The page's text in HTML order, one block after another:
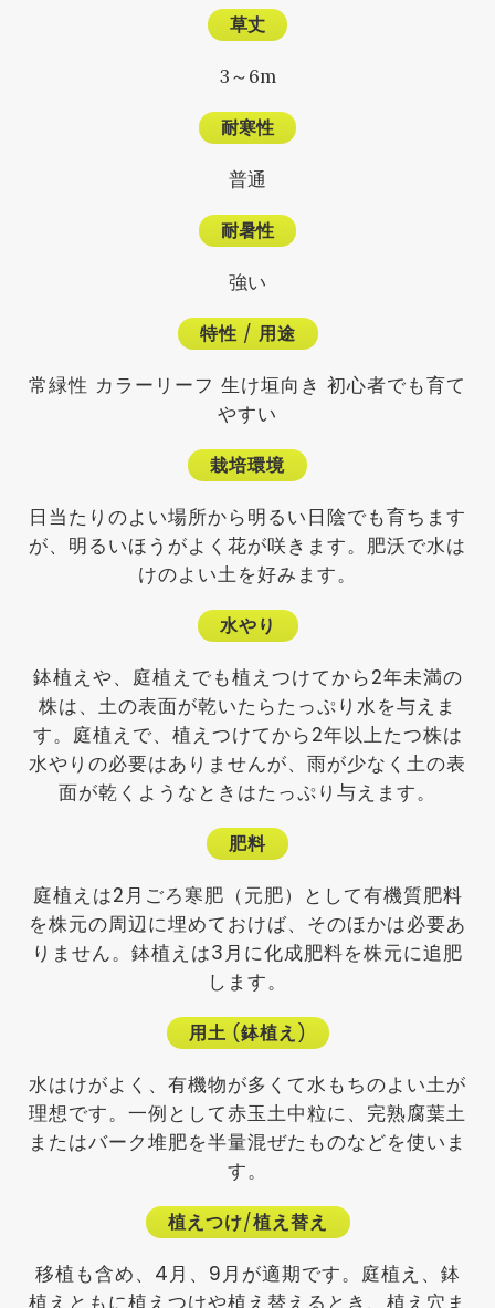
草丈
3～6m
耐寒性
普通
耐暑性
強い
特性/ 用途
常緑性 カラーリーフ 生け垣向き 初心者でも育て
やすい
栽培環境
日当たりのよい場所から明るい日陰でも育ちます
が、明るいほうがよく花が咲きます。肥沃で水は
けのよい土を好みます。
水やり
鉢植えや、庭植えでも植えつけてから2年未満の
株は、土の表面が乾いたらたっぷり水を与えま
す。庭植えで、植えつけてから2年以上たつ株は
水やりの必要はありませんが、雨が少なく土の表
面が乾くようなときはたっぷり与えます。
肥料
庭植えは2月ごろ寒肥（元肥）として有機質肥料
を株元の周辺に埋めておけば、そのほかは必要あ
りません。鉢植えは3月に化成肥料を株元に追肥
します。
用土 (鉢植え)
水はけがよく、有機物が多くて水もちのよい土が
理想です。一例として赤玉土中粒に、完熟腐葉土
またはバーク堆肥を半量混ぜたものなどを使いま
す。
植えつけ/植え替え
移植も含め、4月、9月が適期です。庭植え、鉢